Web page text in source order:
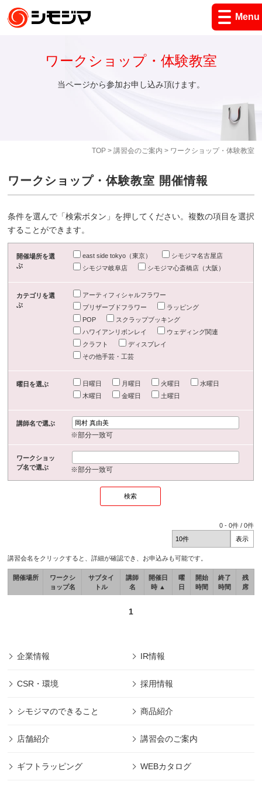
Menu
TOP> 講習会のご案内 > ワークショップ・体験教室
ワークショップ・体験教室
当ページから参加お申し込み頂けます。
ワークショップ・体験教室 開催情報
条件を選んで「検索ボタン」を押してください。複数の項目を選択
することができます。
開催場所を選
ぶ
east side tokyo（東京）
シモジマ名古屋店
シモジマ岐阜店
シモジマ心斎橋店（大阪）
カテゴリを選
ぶ
アーティフィシャルフラワー
プリザーブドフラワー
ラッピング
POP
スクラップブッキング
ハワイアンリボンレイ
ウェディング関連
クラフト
ディスプレイ
その他手芸・工芸
曜日を選ぶ 日曜日 月曜日 火曜日
水曜日
木曜日
金曜日 土曜日
講師名で選ぶ
※部分一致可
ワークショッ
プ名で選ぶ
※部分一致可
0 -0件 /0件
講習会名をクリックすると、詳細が確認でき、お申込みも可能です。
開催場所
ワークシ
ョップ名
サブタイ
トル
講師
名
開催日
時 ▲
曜
日
開始
時間
終了
時間
残
席
1
企業情報 IR情報
CSR・環境 採用情報
シモジマのできること 商品紹介
店舗紹介 講習会のご案内
ギフトラッピング WEBカタログ